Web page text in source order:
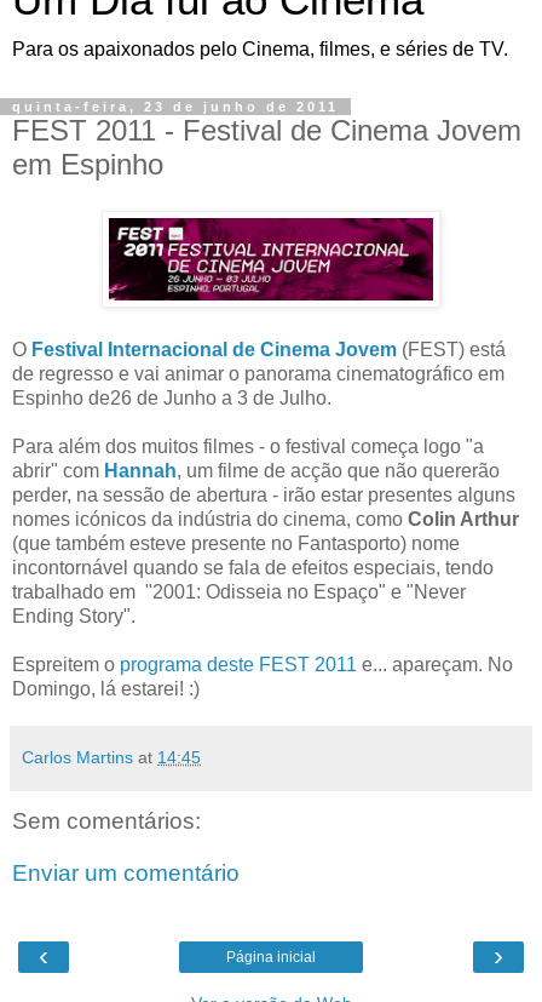
Para os apaixonados pelo Cinema, filmes, e séries de TV.
quinta-feira, 23 de junho de 2011
FEST 2011 - Festival de Cinema Jovem
em Espinho
O Festival Internacional de Cinema Jovem (FEST) está
de regresso e vai animar o panorama cinematográfico em
Espinho de26 de Junho a 3 de Julho.
Para além dos muitos filmes - o festival começa logo "a
abrir" com Hannah, um filme de acção que não quererão
perder, na sessão de abertura - irão estar presentes alguns
nomes icónicos da indústria do cinema, como Colin Arthur
(que também esteve presente no Fantasporto) nome
incontornável quando se fala de efeitos especiais, tendo
trabalhado em "2001: Odisseia no Espaço" e "Never
Ending Story".
Espreitem o programa deste FEST 2011 e... apareçam. No
Domingo, lá estarei! :)
Carlos Martins at 14:45
Sem comentários:
Enviar um comentário
‹ ›
Página inicial